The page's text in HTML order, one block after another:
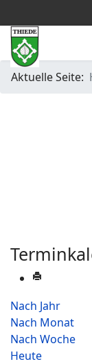
Aktuelle Seite:
Nach Jahr
Nach Monat
Nach Woche
Heute